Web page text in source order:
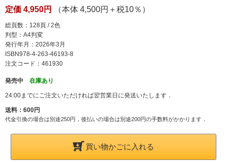
定価 4,950円 （本体 4,500円＋税10％）
総頁数：128頁 / 2色
判型：A4判変
発行年月：2026年3月
ISBN978-4-263-46193-8
注文コード：461930
発売中 在庫あり
24:00までにご注文いただければ翌営業日に発送いたします．
送料：600円
代金引換の場合は別途250円，後払いの場合は別途200円の手数料がかかります．
買い物かごに入れる